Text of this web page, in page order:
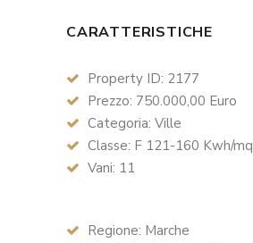
CARATTERISTICHE
Property ID: 2177
Prezzo: 750.000,00 Euro
Categoria: Ville
Classe: F 121-160 Kwh/mq
Vani: 11
Regione: Marche